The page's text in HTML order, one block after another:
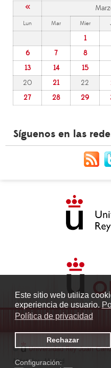
Este sitio web utiliza
experiencia de usuario.
Política de privacidad
Rechazar
Configuración:
«
Lun Mar Mier
1
6
7 8
13
14 15
20
21 22
27
28 29
Síguenos en las
© Universidad Rey Juan
Móstoles. Madrid